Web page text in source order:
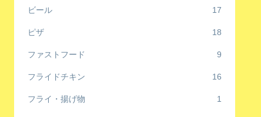
ビール 17
ピザ 18
ファストフード 9
フライドチキン 16
フライ・揚げ物 1